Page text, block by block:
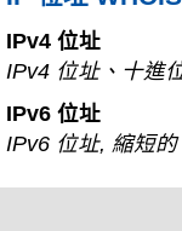
IPv4 位址
IPv4 位址、十進
IPv6 位址
IPv6 位址, 縮短